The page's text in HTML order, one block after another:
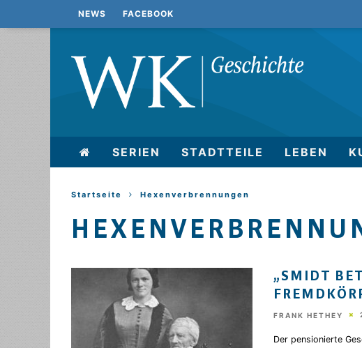
NEWS FACEBOOK
SERIEN STADTTEILE LEBEN
Startseite Hexenverbrennungen
„SMIDT
FRANK HETHEY
Der pensionierte